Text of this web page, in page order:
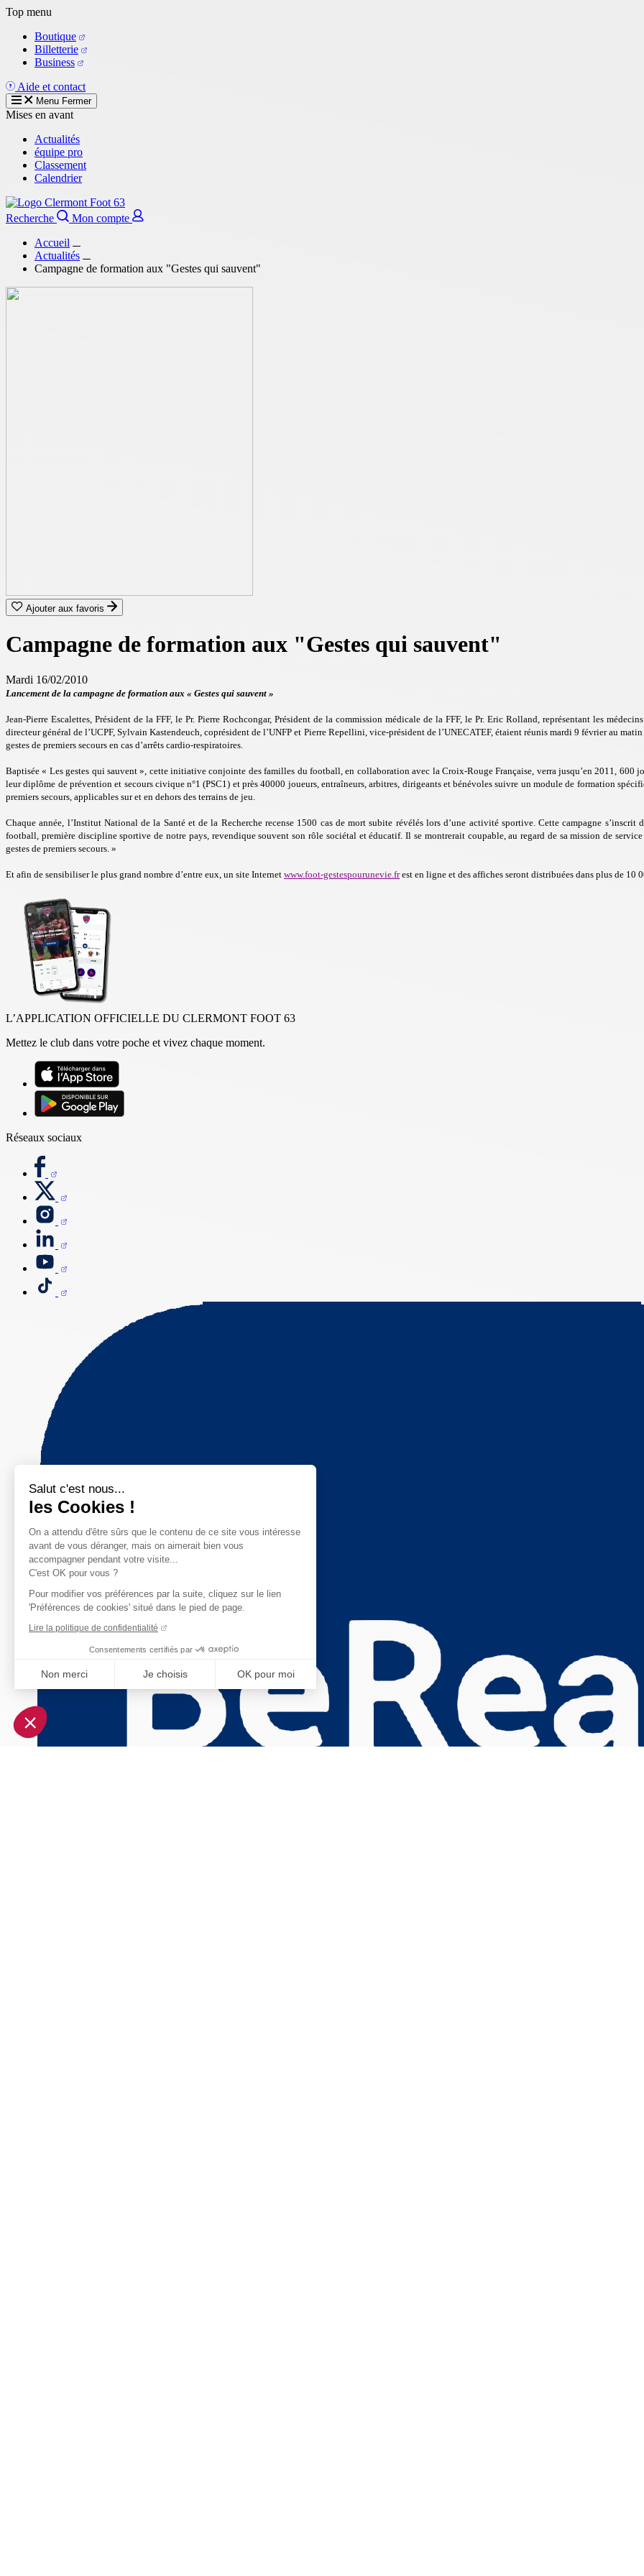
Salut c'est nous...
les Cookies !
On a attendu d'être sûrs que le contenu de ce site vous intéresse
avant de vous déranger, mais on aimerait bien vous
accompagner pendant votre visite...
C'est OK pour vous ?
Pour modifier vos préférences par la suite, cliquez sur le lien
'Préférences de cookies' situé dans le pied de page.
Lire la politique de confidentialité
Consentements certifiés par
Non merci Je choisis OK pour moi
Plateforme de Gestion du Consentement : Personnalisez vos Options
Notre plateforme vous permet d'adapter et de gérer vos paramètres de confidentialité, en garantissant la conformité avec
Aller
contenu
principal
Top menu
Boutique
Billetterie
Business
Aide et contact
Menu Fermer
Mises en avant
Actualités
équipe pro
Classement
Calendrier
Recherche
Mon compte
Accueil
Actualités
Campagne de formation aux "Gestes qui sauvent"
Ajouter aux favoris
Campagne de formation aux "Gestes qui sauvent"
Mardi 16/02/2010
Lancement de la campagne de formation aux « Gestes qui sauvent »
Jean-Pierre Escalettes, Président de la FFF, le Pr. Pierre Rochcongar, Président de la commission médicale de la FFF, le Pr. Eric Rolland, représentant les
directeur général de l’UCPF, Sylvain Kastendeuch, coprésident de l’UNFP et Pierre Repellini, vice-président de l’UNECATEF, étaient réunis mardi 9 février au
gestes de premiers secours en cas d’arrêts cardio-respiratoires.
Baptisée « Les gestes qui sauvent », cette initiative conjointe des familles du football, en collaboration avec la Croix-Rouge Française, verra jusqu’en 2011, 600
leur diplôme de prévention et secours civique n°1 (PSC1) et près 40000 joueurs, entraîneurs, arbitres, dirigeants et bénévoles suivre un module de formation
premiers secours, applicables sur et en dehors des terrains de jeu.
Chaque année, l’Institut National de la Santé et de la Recherche recense 1500 cas de mort subite révélés lors d’une activité sportive. Cette campagne
football, première discipline sportive de notre pays, revendique souvent son rôle sociétal et éducatif. Il se montrerait coupable, au regard de sa mission de
gestes de premiers secours. »
Et afin de sensibiliser le plus grand nombre d’entre eux, un site Internet www.foot-gestespourunevie.frest en ligne et des affiches seront distribuées dans plus de 10
L’APPLICATION OFFICIELLE DU CLERMONT FOOT 63
Mettez le club dans votre poche et vivez chaque moment.
Réseaux sociaux